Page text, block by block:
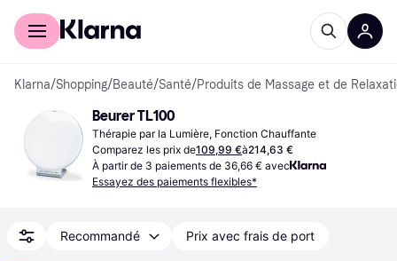
Acheter avec Klarna
Klarna/Shopping/Beauté/Santé/Produits de Massage et de
Beurer TL100
Thérapie par la Lumière, Fonction Chauffante
Comparez les prix de109,99 €à214,63 €
À partir de 3 paiements de 36,66 € avec
Essayez des paiements flexibles*
Recommandé Prix avec frais de port